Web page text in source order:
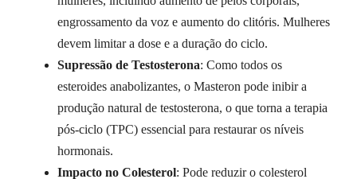
engrossamento da voz e aumento do clitóris. Mulheres
devem limitar a dose e a duração do ciclo.
Supressão de Testosterona: Como todos os
esteroides anabolizantes, o Masteron pode inibir a
produção natural de testosterona, o que torna a terapia
pós-ciclo (TPC) essencial para restaurar os níveis
hormonais.
Impacto no Colesterol: Pode reduzir o colesterol